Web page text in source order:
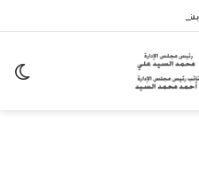
تداعيات الزلزال